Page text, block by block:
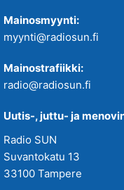
Mainosmyynti:
myynti@radiosun.fi
Mainostrafiikki:
radio@radiosun.fi
Uutis-, juttu- ja
Radio SUN
Suvantokatu 13
33100 Tampere